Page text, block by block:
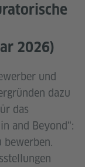
2026)
und
dazu
das
and Beyond“:
bewerben.